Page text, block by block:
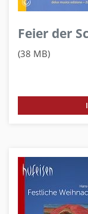
Feier der
(38 MB)